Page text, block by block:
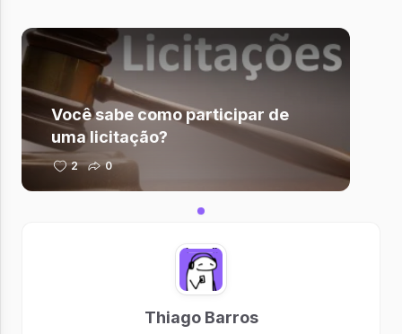
Você sabe como participar de
uma licitação?
2 0
Thiago Barros